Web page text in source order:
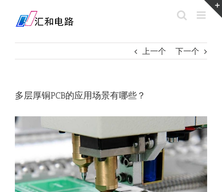
content
上一个 下一个
多层厚铜PCB的应用场景有哪些？